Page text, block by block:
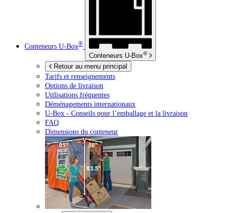
Conteneurs U-Box®
Conteneurs U-Box®
Retour au menu principal
Tarifs et renseignements
Options de livraison
Utilisations fréquentes
Déménagements internationaux
U-Box - Conseils pour l’emballage et la livraison
FAQ
Dimensions du conteneur